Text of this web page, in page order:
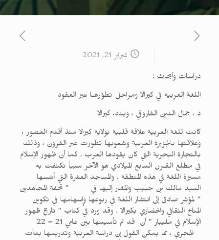
فبراير 21, 2021
دراسات وأبحاث :
اللغة العربية في كيرالا ومراحل تطوّرهـا عبر العقود
د . جمال الدين الفاروقي ، ويناد، كيرالا
كانت للغة العربية علاقة قلبية بولاية كيرالا منذ أقدم العصور ،
وعلاقتها بالجزيرة العربية وشعوبها تطورت عبر القرون ، وذلك
بالتجارة البحرية التي كان يقودها العرب . كما أن ظهور الإسلام
في مطلع القـرن السابع الميلادي هو الآخر سبباً تكثفت به
مسيرة اللغة في هذه المنطقة . والمساجد العشرة التي أسّسها
السيد مالك بن حبيب والمشار إليها في ” تحفة المجاهدين
” لمؤشر صادق إلى انتشار اللغة في ربوعها وإسهامها في تكوين
المناخ الثقافي والحضاري بكيرالا . وقد ورد في كتاب ” تاريخ ظهور
الإسلام في مليبار ” أن قد تم تأسيسها بين عامي 21 – 22
الهجري ، مما يمكن القول إن دراسة العربية وتدريسها بدأت